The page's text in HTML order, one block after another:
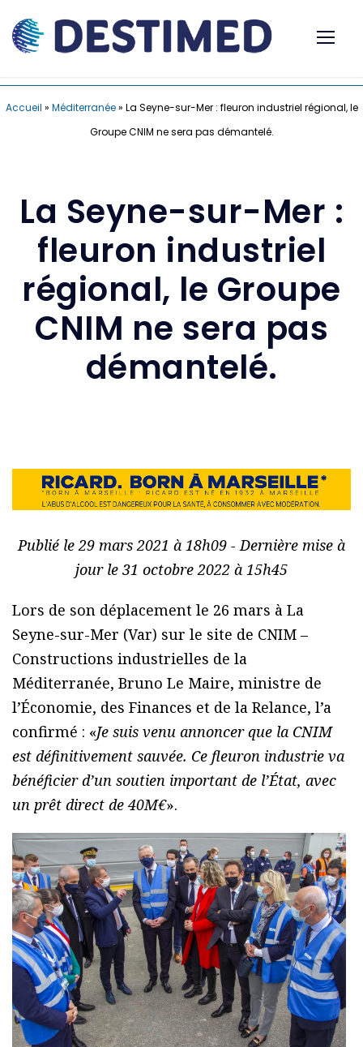
Accueil » Méditerranée» La Seyne-sur-Mer : fleuron industriel régional, le
Groupe CNIM ne sera pas démantelé.
La Seyne-sur-Mer :
fleuron industriel
régional, le Groupe
CNIM ne sera pas
démantelé.
Publié le 29 mars 2021 à 18h09 - Dernière mise à
jour le 31 octobre 2022 à 15h45
Lors de son déplacement le 26 mars à La
Seyne-sur-Mer (Var) sur le site de CNIM –
Constructions industrielles de la
Méditerranée, Bruno Le Maire, ministre de
l’Économie, des Finances et de la Relance, l’a
confirmé : «Je suis venu annoncer que la CNIM
est définitivement sauvée. Ce fleuron industrie va
bénéficier d’un soutien important de l’État, avec
un prêt direct de 40M€».